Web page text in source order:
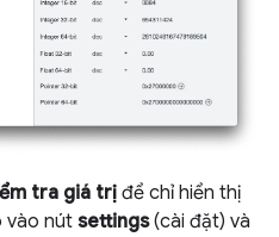
tra giá trịđể chỉ hiển thị
vào nút settings(cài đặt) và